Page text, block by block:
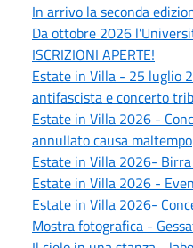
In arrivo la seconda
Da ottobre 2026
ISCRIZIONI APERTE!
Estate in Villa - 25 luglio
antifascista e concerto
Estate in Villa 2026 -
annullato causa maltempo
Estate in Villa 2026-
Estate in Villa 2026 -
Estate in Villa 2026-
Mostra fotografica -